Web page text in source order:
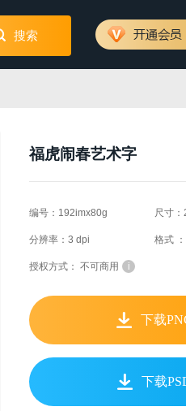
搜索
福虎闹春艺术字
编号：192imx80g 尺寸
分辨率：3 dpi 格式
授权方式： 不可商用 i
下载
下载